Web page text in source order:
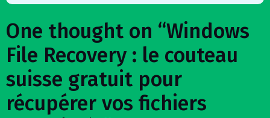
One thought on “Windows
File Recovery : le couteau
suisse gratuit pour
récupérer vos fichiers